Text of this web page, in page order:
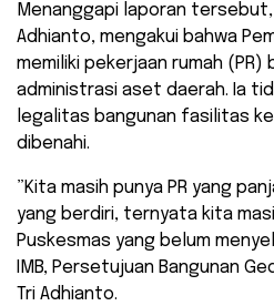
​Menanggapi laporan tersebut,
Adhianto, mengakui bahwa
memiliki pekerjaan rumah
administrasi aset daerah. Ia
legalitas bangunan fasilitas
dibenahi.
​”Kita masih punya PR yang
yang berdiri, ternyata kita
Puskesmas yang belum
IMB, Persetujuan Bangunan
Tri Adhianto.